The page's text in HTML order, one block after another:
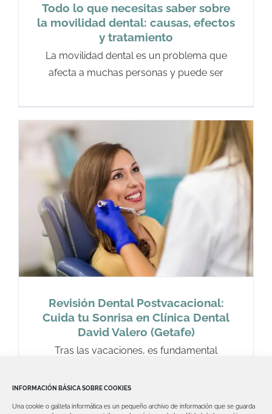
INFORMACIÓN BÁSICA SOBRE COOKIES
Una cookie o galleta informática es un pequeño archivo de información que se guarda
Todo lo que necesitas saber sobre
la movilidad dental: causas, efectos
y tratamiento
La movilidad dental es un problema que
afecta a muchas personas y puede ser
Revisión Dental Postvacacional:
Cuida tu Sonrisa en Clínica Dental
David Valero (Getafe)
Tras las vacaciones, es fundamental
posibles problemas. En